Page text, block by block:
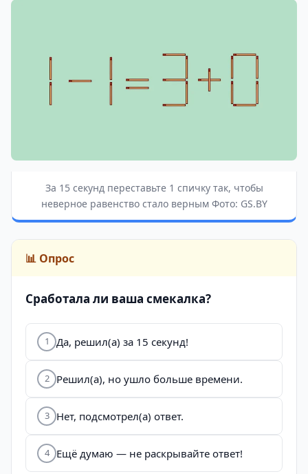
За 15 секунд переставьте 1 спичку так, чтобы
неверное равенство стало верным Фото: GS.BY
📊 Опрос
Сработала ли ваша смекалка?
1 Да, решил(а) за 15 секунд!
2 Решил(а), но ушло больше времени.
3 Нет, подсмотрел(а) ответ.
4 Ещё думаю — не раскрывайте ответ!